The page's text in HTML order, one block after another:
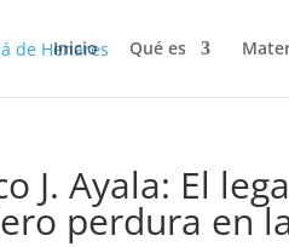
Inicio Qué es
J. Ayala: El
perdura en